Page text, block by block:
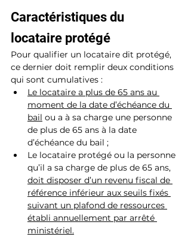
Caractéristiques du
locataire protégé
Pour qualifier un locataire dit protégé,
ce dernier doit remplir deux conditions
qui sont cumulatives :
Le locataire a plus de 65 ans au
moment de la date d’échéance du
bail ou a à sa charge une personne
de plus de 65 ans à la date
d’échéance du bail ;
Le locataire protégé ou la personne
qu’il a sa charge de plus de 65 ans,
doit disposer d’un revenu fiscal de
référence inférieur aux seuils fixés
suivant un plafond de ressources
établi annuellement par arrêté
ministériel.